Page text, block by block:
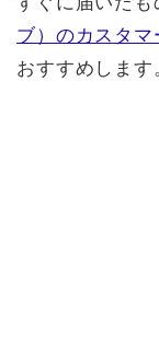
ブ）のカスタマ
おすすめします